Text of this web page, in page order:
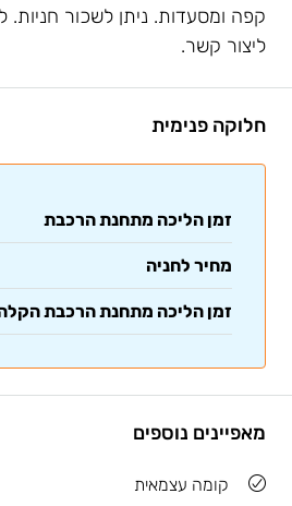
קפה ומסעדות. ניתן לשכור חניות.
ליצור קשר.
חלוקה פנימית
זמן הליכה מתחנת הרכבת
מחיר לחניה
זמן הליכה מתחנת הרכבת
מאפיינים נוספים
קומה עצמאית